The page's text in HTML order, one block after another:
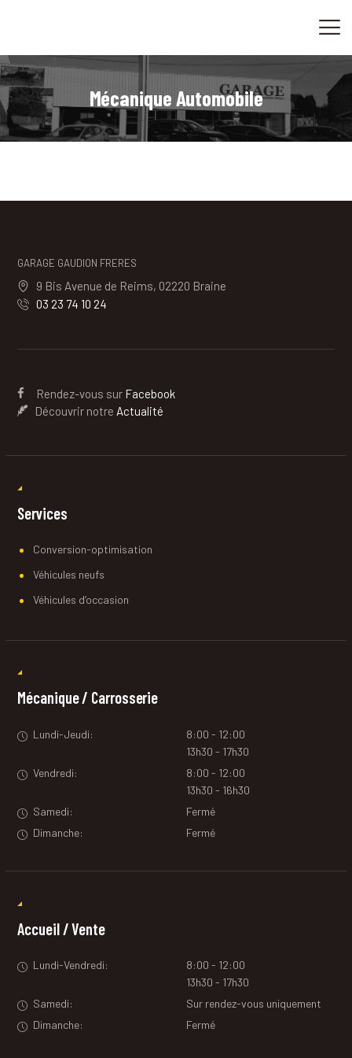
Mécanique Automobile
CONVERSION-OPTIMISATION
CONTACT
GARAGE GAUDION FRERES
9 Bis Avenue de Reims, 02220 Braine
03 23 74 10 24
Rendez-vous sur Facebook
Découvrir notre Actualité
Services
Conversion-optimisation
Véhicules neufs
Véhicules d’occasion
Mécanique / Carrosserie
Lundi-Jeudi:
8:00 - 12:00
13h30 - 17h30
Vendredi:
8:00 - 12:00
13h30 - 16h30
Samedi:
Fermé
Dimanche:
Fermé
Accueil / Vente
Lundi-Vendredi:
8:00 - 12:00
13h30 - 17h30
Samedi:
Sur rendez-vous uniquement
Dimanche:
Fermé